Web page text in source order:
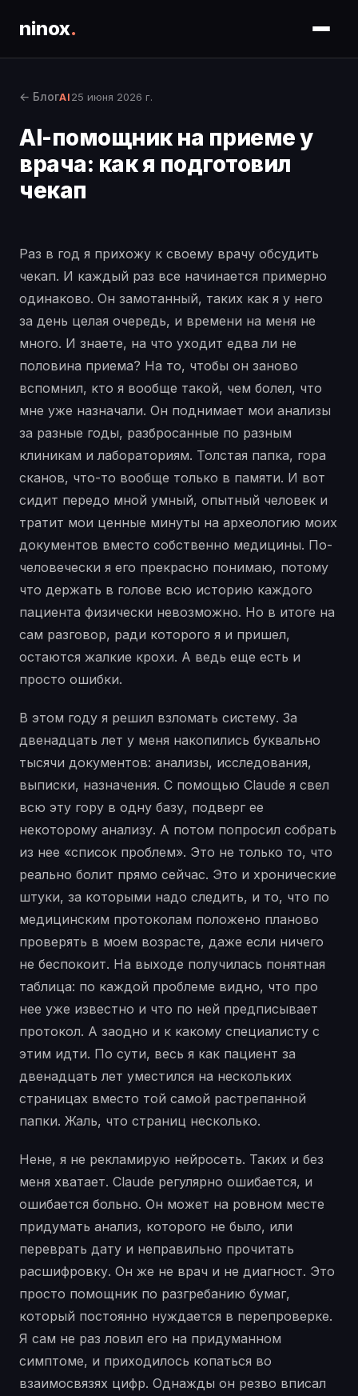
ninox.
← БлогAI 25 июня 2026 г.
AI-помощник на приеме у
врача: как я подготовил
чекап
Раз в год я прихожу к своему врачу обсудить
чекап. И каждый раз все начинается примерно
одинаково. Он замотанный, таких как я у него
за день целая очередь, и времени на меня не
много. И знаете, на что уходит едва ли не
половина приема? На то, чтобы он заново
вспомнил, кто я вообще такой, чем болел, что
мне уже назначали. Он поднимает мои анализы
за разные годы, разбросанные по разным
клиникам и лабораториям. Толстая папка, гора
сканов, что-то вообще только в памяти. И вот
сидит передо мной умный, опытный человек и
тратит мои ценные минуты на археологию моих
документов вместо собственно медицины. По-
человечески я его прекрасно понимаю, потому
что держать в голове всю историю каждого
пациента физически невозможно. Но в итоге на
сам разговор, ради которого я и пришел,
остаются жалкие крохи. А ведь еще есть и
просто ошибки.
В этом году я решил взломать систему. За
двенадцать лет у меня накопились буквально
тысячи документов: анализы, исследования,
выписки, назначения. С помощью Claude я свел
всю эту гору в одну базу, подверг ее
некоторому анализу. А потом попросил собрать
из нее «список проблем». Это не только то, что
реально болит прямо сейчас. Это и хронические
штуки, за которыми надо следить, и то, что по
медицинским протоколам положено планово
проверять в моем возрасте, даже если ничего
не беспокоит. На выходе получилась понятная
таблица: по каждой проблеме видно, что про
нее уже известно и что по ней предписывает
протокол. А заодно и к какому специалисту с
этим идти. По сути, весь я как пациент за
двенадцать лет уместился на нескольких
страницах вместо той самой растрепанной
папки. Жаль, что страниц несколько.
Нене, я не рекламирую нейросеть. Таких и без
меня хватает. Claude регулярно ошибается, и
ошибается больно. Он может на ровном месте
придумать анализ, которого не было, или
переврать дату и неправильно прочитать
расшифровку. Он же не врач и не диагност. Это
просто помощник по разгребанию бумаг,
который постоянно нуждается в перепроверке.
Я сам не раз ловил его на придуманном
симптоме, и приходилось копаться во
взаимосвязях цифр. Однажды он резво вписал